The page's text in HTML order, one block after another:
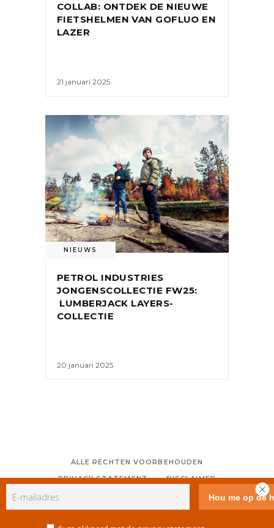
COLLAB: ONTDEK DE NIEUWE
FIETSHELMEN VAN GOFLUO EN
LAZER
21 januari 2025
NIEUWS
PETROL INDUSTRIES
JONGENSCOLLECTIE FW25:
LUMBERJACK LAYERS-
COLLECTIE
20 januari 2025
ALLE RECHTEN VOORBEHOUDEN
PRIVACY STATEMENT
DISCLAIMER
GEBRUIKERSVOORWAARDEN